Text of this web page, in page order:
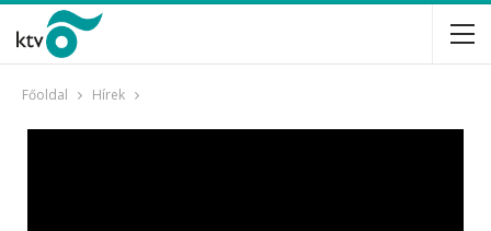
Főoldal Hírek